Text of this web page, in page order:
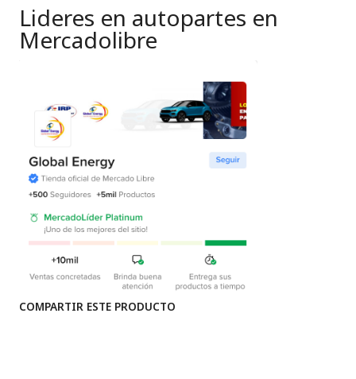
Lideres en autopartes en
Mercadolibre
COMPARTIR ESTE PRODUCTO